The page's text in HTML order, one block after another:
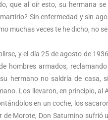
que al oír esto, su hermana
Sin enfermedad y sin
muchas veces te he dicho, no
y el día 25 de agosto de
hombres armados,
hermano no saldría de casa,
Los llevaron, en principio,
en un coche, los
de Morote, Don Saturnino